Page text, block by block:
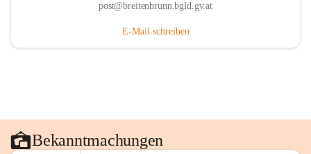
post@breitenbrunn.bgld.gv.at
E-Mail schreiben
Bekanntmachungen